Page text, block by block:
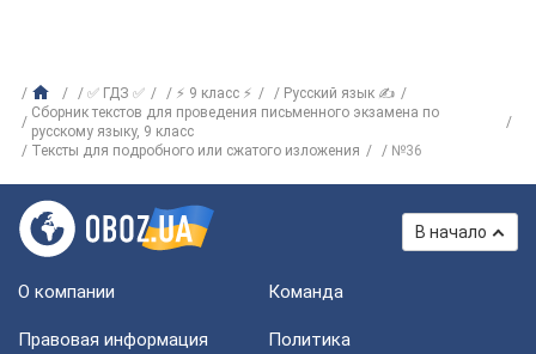
✅ ГДЗ ✅ ⚡ 9 класс ⚡
Русский язык ✍
Сборник текстов для проведения письменного экзамена по
русскому языку, 9 класс
Тексты для подробного или сжатого изложения
№36
В начало
О компании Команда
Правовая информация
Политика